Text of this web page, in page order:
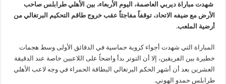
الديربي
ودخول
جماهير
مغلقة
شهدت مباراة ديربي العاصمة، اليوم الأربعاء، بين الأهلي طرابلس صاحب
الأرض مع ضيفه الاتحاد، توقفاً مفاجئاً عقب خروج طاقم التحكيم البرتغالي من
أرضية الملعب.
المباراة التي شهدت أجواء كروية حماسية في الدقائق الأولى وسط هجمات
خطيرة بين الفريقين، إلا أن التوتر بدأ واضحاً على اللاعبين خاصة عند الدقيقة
العشرين بعد أن أشهر الحكم البرتغالي البطاقة الحمراء في وجه لاعب الأهلي
طرابلس حمدو الهوني.